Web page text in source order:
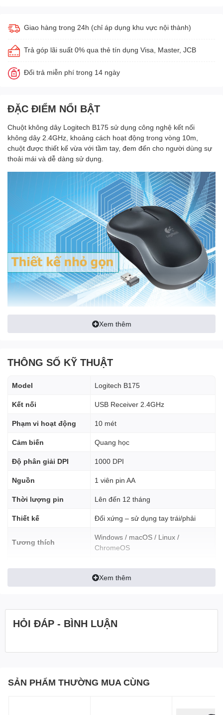
Giao hàng trong 24h (chỉ áp dụng khu vực nội thành)
Trả góp lãi suất 0% qua thẻ tín dụng Visa, Master, JCB
Đổi trả miễn phí trong 14 ngày
ĐẶC ĐIỂM NỔI BẬT
Chuột không dây Logitech B175 sử dụng công nghệ kết nối
không dây 2.4GHz, khoảng cách hoạt động trong vòng 10m,
chuột được thiết kế vừa với tầm tay, đem đến cho người dùng sự
thoải mái và dễ dàng sử dụng.
Thời lượng pin sử dụng lâu
tính, lướt web, chơi game hay giải trí, và hơn hết là đảm bảo công
việc của bạn có hiệu quả tốt nhất.
Khả năng tương thích
Chuột không dây Logitech B175 tương thích với hệ điều hành
Xem thêm
THÔNG SỐ KỸ THUẬT
Model Logitech B175
Kết nối USB Receiver 2.4GHz
Phạm vi hoạt động 10 mét
Cảm biến Quang học
Độ phân giải DPI 1000 DPI
Nguồn 1 viên pin AA
Thời lượng pin Lên đến 12 tháng
Thiết kế Đối xứng – sử dụng tay trái/phải
Tương thích
Windows / macOS / Linux /
ChromeOS
Trọng lượng
Nhẹ, cầm vừa tay
Xem thêm
HỎI ĐÁP - BÌNH LUẬN
SẢN PHẨM THƯỜNG MUA CÙNG